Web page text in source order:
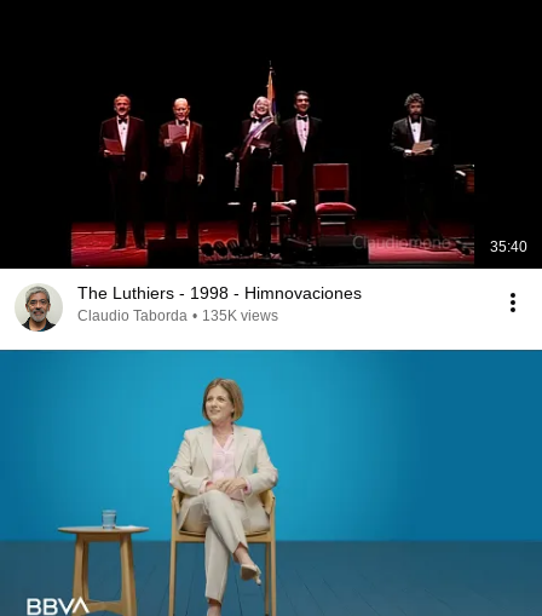
35:40
The Luthiers - 1998 - Himnovaciones
Claudio Taborda • 135K views